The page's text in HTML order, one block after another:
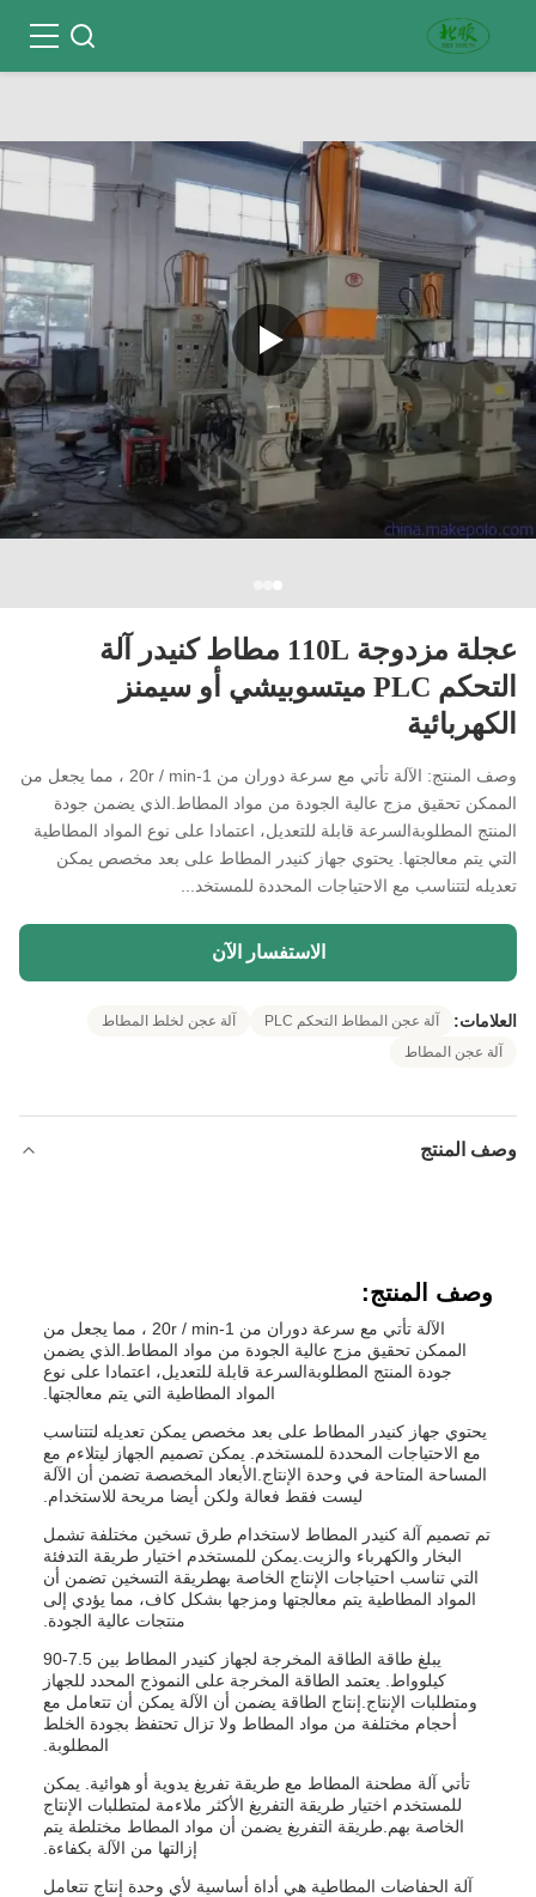
عجلة مزدوجة 110L مطاط كنيدر آلة
التحكم PLC ميتسوبيشي أو سيمنز
الكهربائية
وصف المنتج: الآلة تأتي مع سرعة دوران من 1-20r / min ، مما يجعل من
الممكن تحقيق مزج عالية الجودة من مواد المطاط.الذي يضمن جودة
المنتج المطلوبةالسرعة قابلة للتعديل، اعتمادا على نوع المواد المطاطية
التي يتم معالجتها. يحتوي جهاز كنيدر المطاط على بعد مخصص يمكن
تعديله لتتناسب مع الاحتياجات المحددة للمستخد...
الاستفسار الآن
العلامات: آلة عجن المطاط التحكم PLC
آلة عجن لخلط المطاط
آلة عجن المطاط
وصف المنتج
وصف المنتج:
الآلة تأتي مع سرعة دوران من 1-20r / min ، مما يجعل من
الممكن تحقيق مزج عالية الجودة من مواد المطاط.الذي يضمن
جودة المنتج المطلوبةالسرعة قابلة للتعديل، اعتمادا على نوع
المواد المطاطية التي يتم معالجتها.
يحتوي جهاز كنيدر المطاط على بعد مخصص يمكن تعديله لتتناسب
مع الاحتياجات المحددة للمستخدم. يمكن تصميم الجهاز ليتلاءم مع
المساحة المتاحة في وحدة الإنتاج.الأبعاد المخصصة تضمن أن الآلة
ليست فقط فعالة ولكن أيضا مريحة للاستخدام.
تم تصميم آلة كنيدر المطاط لاستخدام طرق تسخين مختلفة تشمل
البخار والكهرباء والزيت.يمكن للمستخدم اختيار طريقة التدفئة
التي تناسب احتياجات الإنتاج الخاصة بهطريقة التسخين تضمن أن
المواد المطاطية يتم معالجتها ومزجها بشكل كاف، مما يؤدي إلى
منتجات عالية الجودة.
يبلغ طاقة الطاقة المخرجة لجهاز كنيدر المطاط بين 7.5-90
كيلوواط. يعتمد الطاقة المخرجة على النموذج المحدد للجهاز
ومتطلبات الإنتاج.إنتاج الطاقة يضمن أن الآلة يمكن أن تتعامل مع
أحجام مختلفة من مواد المطاط ولا تزال تحتفظ بجودة الخلط
المطلوبة.
تأتي آلة مطحنة المطاط مع طريقة تفريغ يدوية أو هوائية. يمكن
للمستخدم اختيار طريقة التفريغ الأكثر ملاءمة لمتطلبات الإنتاج
الخاصة بهم.طريقة التفريغ يضمن أن مواد المطاط مختلطة يتم
إزالتها من الآلة بكفاءة.
آلة الحفاضات المطاطية هي أداة أساسية لأي وحدة إنتاج تتعامل